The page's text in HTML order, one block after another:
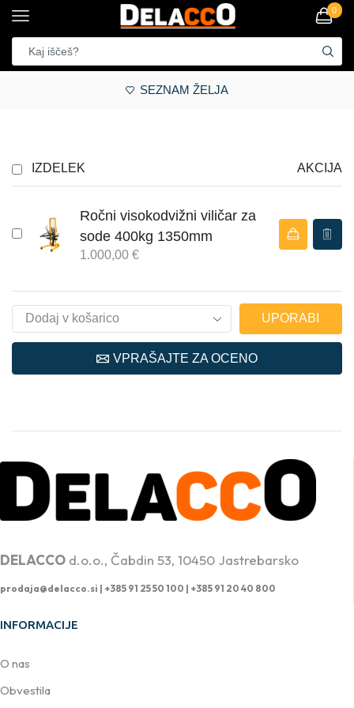
0
SEZNAM ŽELJA
IZDELEK AKCIJA
Ročni visokodvižni viličar za
sode 400kg 1350mm
1.000,00 €
UPORABI
VPRAŠAJTE ZA OCENO
DELACCO d.o.o., Čabdin 53, 10450 Jastrebarsko
prodaja@delacco.si | +385 91 25 50 100 | +385 91 20 40 800
INFORMACIJE
O nas
Obvestila